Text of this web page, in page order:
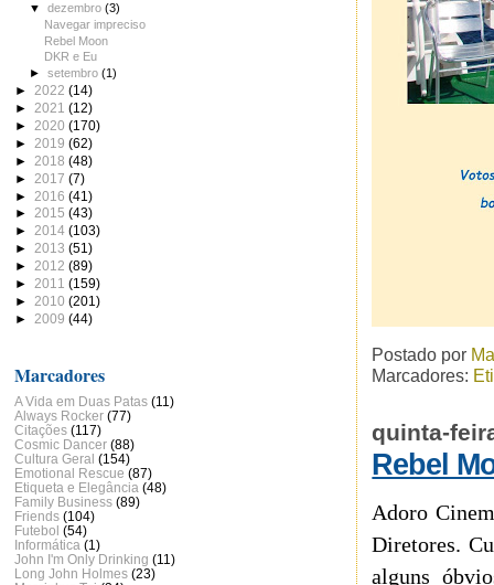
Postado por
Marcadores:
quinta-
Rebel
Adoro
Diretores.
alguns
▼dezembro(3)
Navegar impreciso
Rebel Moon
DKR e Eu
►setembro(1)
► 2022 (14)
► 2021 (12)
► 2020 (170)
► 2019 (62)
► 2018 (48)
► 2017 (7)
► 2016 (41)
► 2015 (43)
► 2014 (103)
► 2013 (51)
► 2012 (89)
► 2011 (159)
► 2010 (201)
► 2009 (44)
Marcadores
A Vida em Duas Patas (11)
Always Rocker (77)
Citações (117)
Cosmic Dancer (88)
Cultura Geral (154)
Emotional Rescue (87)
Etiqueta e Elegância (48)
Family Business (89)
Friends (104)
Futebol (54)
Informática (1)
John I'm Only Drinking (11)
Long John Holmes (23)